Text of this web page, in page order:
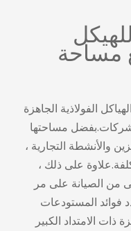
مساحة
الفولاذية الجاهزة
مساحتها
والأنشطة التجارية ،
على ذلك ،
من الصيانة على مر
فوائد المستودعات
ذات الامتداد الكبير